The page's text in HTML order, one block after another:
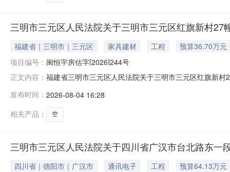
三明市三元区人民法院关于三明市三元区红旗新村
福建省｜三明市｜三元区 家具建材 工程
预算36.70万元
项目编号： 闽恒宇房估字[2026]244号
正文内容： 福建省三明市三元区人民法院关于三明市三元区红旗新
新村27幢203室房产及部分家具，不动产权证号：闽（
发布时间： 2026-08-04 16:28
相关产品：
空
三明市三元区人民法院关于四川省广汉市台北路东一
四川省｜德阳市｜广汉市 通讯电子 工程
预算64.13万元